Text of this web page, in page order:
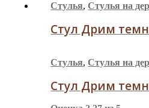
Стулья,Стулья на
Стул Дрим
Стулья,Стулья на
Стул Дрим